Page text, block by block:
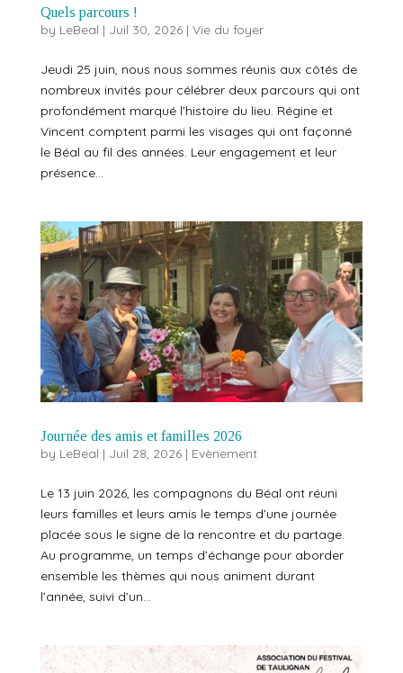
Quels parcours !
by LeBeal | Juil 30, 2026| Vie du foyer
Jeudi 25 juin, nous nous sommes réunis aux côtés de
nombreux invités pour célébrer deux parcours qui ont
profondément marqué l’histoire du lieu. Régine et
Vincent comptent parmi les visages qui ont façonné
le Béal au fil des années. Leur engagement et leur
présence...
Journée des amis et familles 2026
by LeBeal | Juil 28, 2026| Evènement
Le 13 juin 2026, les compagnons du Béal ont réuni
leurs familles et leurs amis le temps d’une journée
placée sous le signe de la rencontre et du partage.
Au programme, un temps d’échange pour aborder
ensemble les thèmes qui nous animent durant
l’année, suivi d’un...